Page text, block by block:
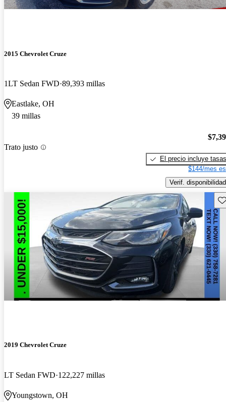
2015 Chevrolet Cruze
1LT Sedan FWD 89,393 millas
Eastlake, OH
39 millas
Trato justo
El precio incluye tasas
$144/mes
Verif. disponibilidad
2019 Chevrolet Cruze
LT Sedan FWD 122,227 millas
Youngstown, OH